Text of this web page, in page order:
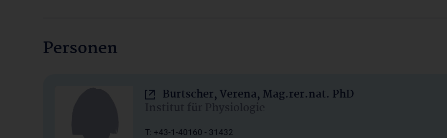
Personen
Burtscher, Verena, Mag.rer.nat. PhD
Institut für Physiologie
T: +43-1-40160 - 31432